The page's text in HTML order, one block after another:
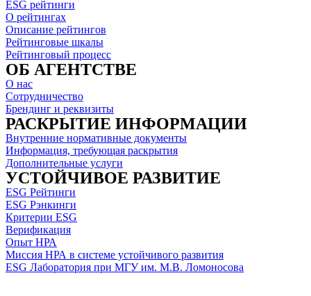
ESG рейтинги
О рейтингах
Описание рейтингов
Рейтинговые шкалы
Рейтинговый процесс
ОБ АГЕНТСТВЕ
О нас
Сотрудничество
Брендинг и реквизиты
РАСКРЫТИЕ ИНФОРМАЦИИ
Внутренние нормативные документы
Информация, требующая раскрытия
Дополнительные услуги
УСТОЙЧИВОЕ РАЗВИТИЕ
ESG Рейтинги
ESG Рэнкинги
Критерии ESG
Верификация
Опыт НРА
Миссия НРА в системе устойчивого развития
ESG Лаборатория при МГУ им. М.В. Ломоносова